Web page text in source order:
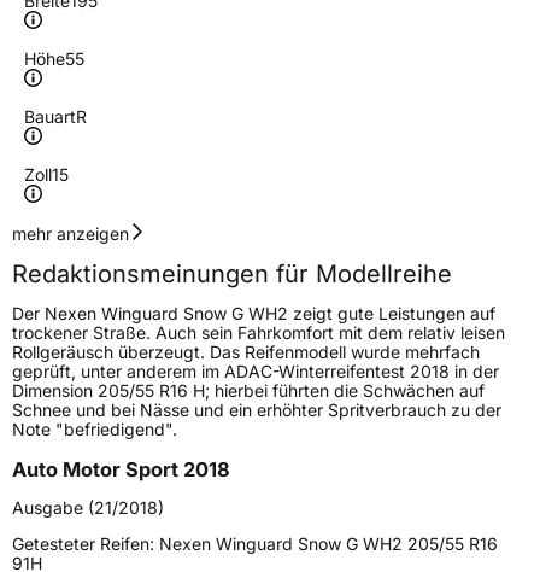
Höhe55
BauartR
Zoll15
Geschwindigkeitsindex
Höchstgeschwindigkeit
210 km/h
Lastindex85
Höchstlast515 kg
Gewicht (in kg)8,174 kg
Generelle Merkmale
FahrzeugtypPKW
VerwendungWinterreifen
mehr anzeigen
Redaktionsmeinungen für Modellreihe
Der Nexen Winguard Snow G WH2 zeigt gute Leistungen auf
trockener Straße. Auch sein Fahrkomfort mit dem relativ leisen
Rollgeräusch überzeugt. Das Reifenmodell wurde mehrfach
geprüft, unter anderem im ADAC-Winterreifentest 2018 in der
Dimension 205/55 R16 H; hierbei führten die Schwächen auf
Schnee und bei Nässe und ein erhöhter Spritverbrauch zu der
Note "befriedigend".
Auto Motor Sport 2018
Ausgabe (21/2018)
Getesteter Reifen: Nexen Winguard Snow G WH2 205/55 R16
91H